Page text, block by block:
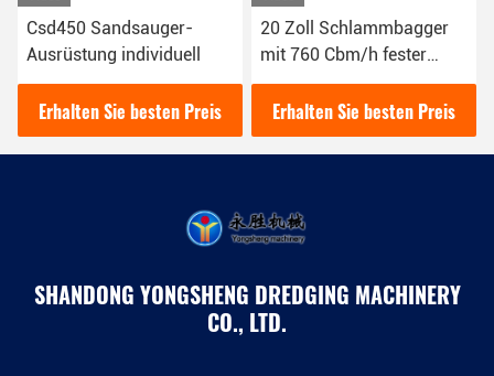
Csd450 Sandsauger-
Ausrüstung individuell
Erhalten Sie besten Preis
20 Zoll Schlammbagger
mit 760 Cbm/h fester
Kapazität
Erhalten Sie besten Preis
SHANDONG YONGSHENG DREDGING MACHINERY
CO., LTD.